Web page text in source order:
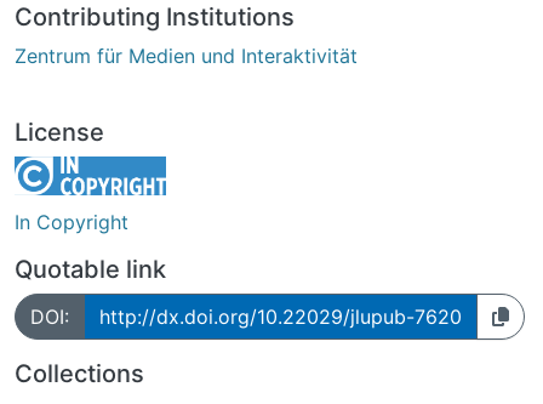
Contributing Institutions
Zentrum für Medien und Interaktivität
License
In Copyright
Quotable link
DOI: http://dx.doi.org/10.22029/jlupub-7620
Collections